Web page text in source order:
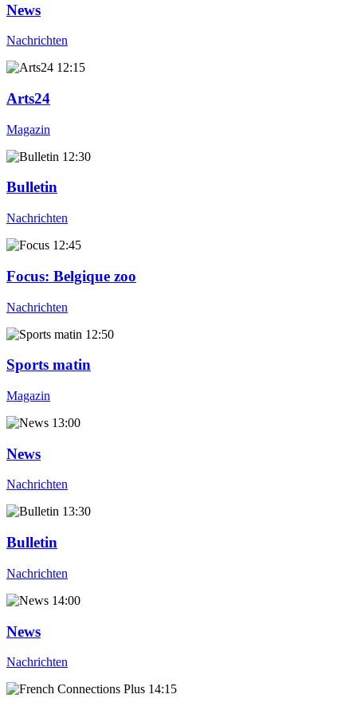
News
Nachrichten
12:15
Arts24
Magazin
12:30
Bulletin
Nachrichten
12:45
Focus: Belgique zoo
Nachrichten
12:50
Sports matin
Magazin
13:00
News
Nachrichten
13:30
Bulletin
Nachrichten
14:00
News
Nachrichten
14:15